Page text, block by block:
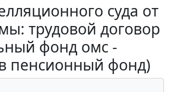
суда от
трудовой договор
фонд омс -
пенсионный фонд)